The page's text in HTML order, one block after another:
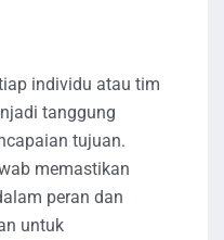
individu atau tim
tanggung
tujuan.
memastikan
peran dan
untuk